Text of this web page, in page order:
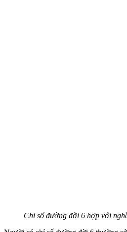
Chỉ số đường đời 6 hợp với